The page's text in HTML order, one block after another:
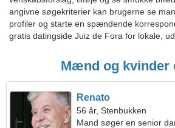
angivne søgekriterier kan brugerne se
profiler og starte en spændende
gratis datingside Juiz de Fora for lokale,
Mænd og kvinder
Renato
56 år, Stenbukken
Mand søger en senior